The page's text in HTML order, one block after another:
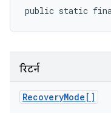
public static
रिटर्न
RecoveryMode[]